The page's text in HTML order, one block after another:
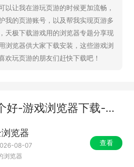
以让我在游玩页游的时候更加流畅，
我的页游账号，以及帮我实现页游多
天极下载游戏用的浏览器专题分享现
浏览器供大家下载安装，这些游戏浏
欢玩页游的朋友们赶快下载吧！
游戏浏览器哪个好-游戏浏览器下载-游戏浏览器推荐
览器
08-07
浏览器
查看